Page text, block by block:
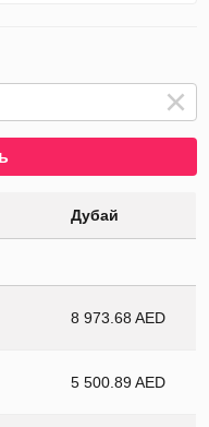
Дубай
8 973.68 AED
5 500.89 AED